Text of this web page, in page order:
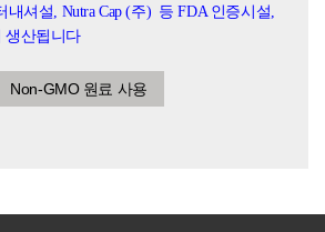
내셔설, Nutra Cap (주) 등 FDA 인증시설,
생산됩니다
Non-GMO 원료 사용